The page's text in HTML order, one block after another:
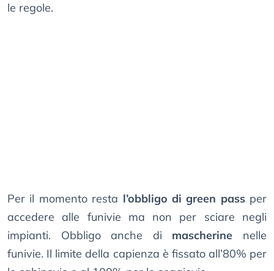
le regole.
Per il momento resta l’obbligo di green passper
accedere alle funivie ma non per sciare negli
impianti. Obbligo anche di mascherine nelle
funivie. Il limite della capienza è fissato all’80% per